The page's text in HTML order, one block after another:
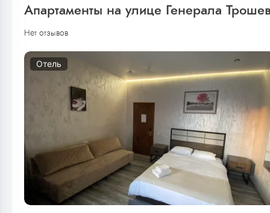
Апартаменты на улице Генерала
Нет отзывов
Отель